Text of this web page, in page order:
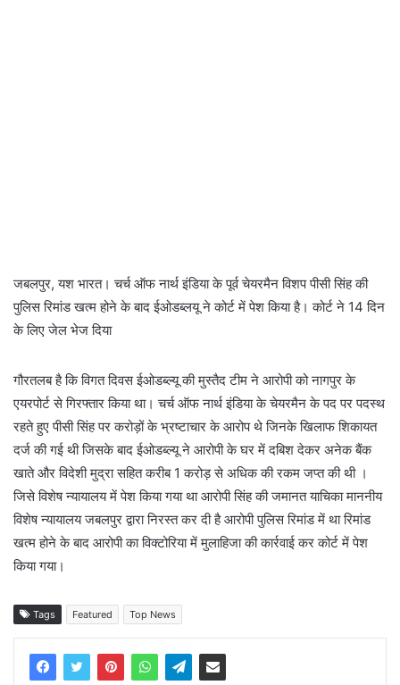
जबलपुर, यश भारत। चर्च ऑफ नार्थ इंडिया के पूर्व चेयरमैन विशप पीसी सिंह की
पुलिस रिमांड खत्म होने के बाद ईओडब्लयू ने कोर्ट में पेश किया है। कोर्ट ने 14 दिन
के लिए जेल भेज दिया
गौरतलब है कि विगत दिवस ईओडब्ल्यू की मुस्तैद टीम ने आरोपी को नागपुर के
एयरपोर्ट से गिरफ्तार किया था। चर्च ऑफ नार्थ इंडिया के चेयरमैन के पद पर पदस्थ
रहते हुए पीसी सिंह पर करोड़ों के भ्रष्टाचार के आरोप थे जिनके खिलाफ शिकायत
दर्ज की गई थी जिसके बाद ईओडब्ल्यू ने आरोपी के घर में दबिश देकर अनेक बैंक
खाते और विदेशी मुद्रा सहित करीब 1 करोड़ से अधिक की रकम जप्त की थी ।
जिसे विशेष न्यायालय में पेश किया गया था आरोपी सिंह की जमानत याचिका माननीय
विशेष न्यायालय जबलपुर द्वारा निरस्त कर दी है आरोपी पुलिस रिमांड में था रिमांड
खत्म होने के बाद आरोपी का विक्टोरिया में मुलाहिजा की कार्रवाई कर कोर्ट में पेश
किया गया।
Tags Featured Top News